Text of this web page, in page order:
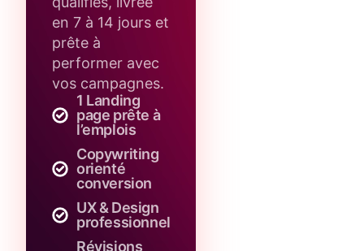
en 7 à 14 jours et
prête à
performer avec
vos campagnes.
1 Landing
page prête à
l’emplois
Copywriting
orienté
conversion
UX & Design
professionnel
Révisions